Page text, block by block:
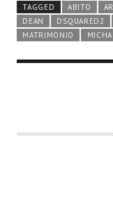
TAGGED
ABITO
DEAN
DSQUARED2
MATRIMONIO